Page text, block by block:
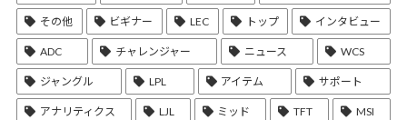
その他 ビギナー LEC トップ インタビュー
ADC チャレンジャー ニュース WCS
ジャングル LPL アイテム サポート
アナリティクス LJL ミッド TFT MSI